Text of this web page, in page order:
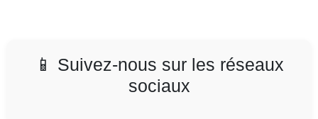
📱 Suivez-nous sur les réseaux
sociaux